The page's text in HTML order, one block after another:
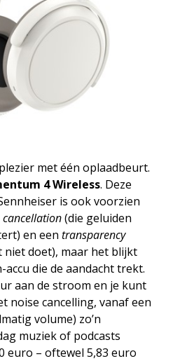
met één oplaadbeurt.
4 Wireless. Deze
is ook voorzien
cancellation(die geluiden
en eentransparency
niet doet), maar het blijkt
accu die de aandacht trekt.
aan de stroom en je kunt
noise cancelling, vanaf een
volume) zo’n
muziek of podcasts
euro – oftewel 5,83 euro